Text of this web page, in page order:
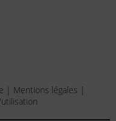
| Mentions légales |